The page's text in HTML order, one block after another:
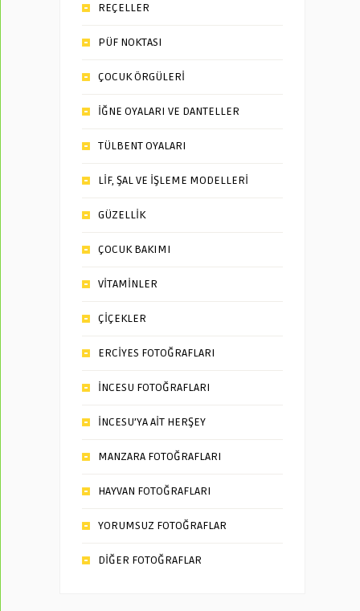
REÇELLER
PÜF NOKTASI
ÇOCUK ÖRGÜLERİ
İĞNE OYALARI VE DANTELLER
TÜLBENT OYALARI
LİF, ŞAL VE İŞLEME MODELLERİ
GÜZELLİK
ÇOCUK BAKIMI
VİTAMİNLER
ÇİÇEKLER
ERCİYES FOTOĞRAFLARI
İNCESU FOTOĞRAFLARI
İNCESU’YA AİT HERŞEY
MANZARA FOTOĞRAFLARI
HAYVAN FOTOĞRAFLARI
YORUMSUZ FOTOĞRAFLAR
DİĞER FOTOĞRAFLAR